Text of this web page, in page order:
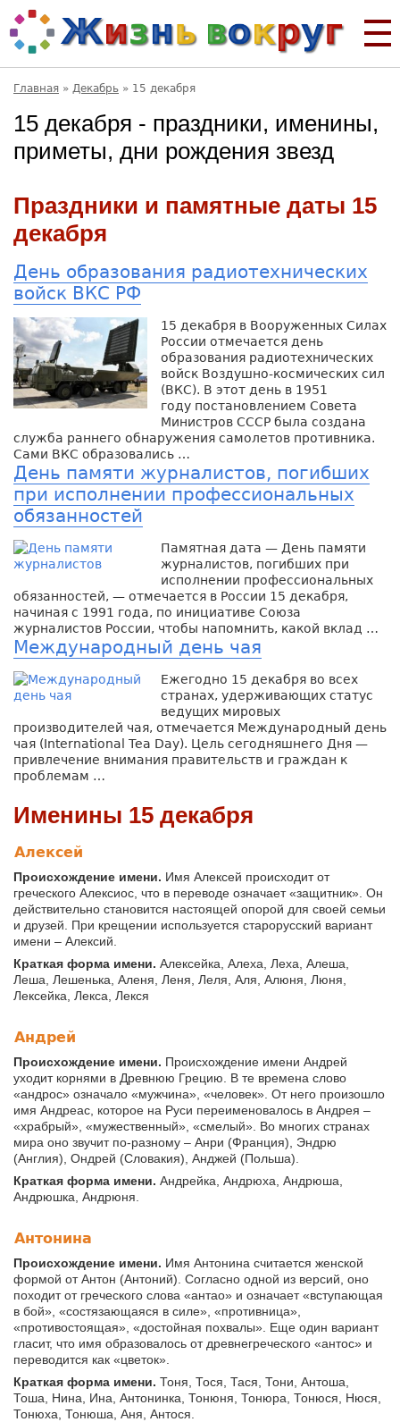
Главная » Декабрь » 15 декабря
15 декабря - праздники, именины,
приметы, дни рождения звезд
Праздники и памятные даты 15
декабря
День образования радиотехнических
войск ВКС РФ
15 декабря в Вооруженных Силах
России отмечается день
образования радиотехнических
войск Воздушно-космических сил
(ВКС). В этот день в 1951
году постановлением Совета
Министров СССР была создана
служба раннего обнаружения самолетов противника.
Сами ВКС образовались …
День памяти журналистов, погибших
при исполнении профессиональных
обязанностей
Памятная дата — День памяти
журналистов, погибших при
исполнении профессиональных
обязанностей, — отмечается в России 15 декабря,
начиная с 1991 года, по инициативе Союза
журналистов России, чтобы напомнить, какой вклад …
Международный день чая
Ежегодно 15 декабря во всех
странах, удерживающих статус
ведущих мировых
производителей чая, отмечается Международный день
чая (International Tea Day). Цель сегодняшнего Дня —
привлечение внимания правительств и граждан к
проблемам …
Именины 15 декабря
Алексей
Происхождение имени. Имя Алексей происходит от
греческого Алексиос, что в переводе означает «защитник». Он
действительно становится настоящей опорой для своей семьи
и друзей. При крещении используется старорусский вариант
имени – Алексий.
Краткая форма имени. Алексейка, Алеха, Леха, Алеша,
Леша, Лешенька, Аленя, Леня, Леля, Аля, Алюня, Люня,
Лексейка, Лекса, Лекся
Андрей
Происхождение имени. Происхождение имени Андрей
уходит корнями в Древнюю Грецию. В те времена слово
«андрос» означало «мужчина», «человек». От него произошло
имя Андреас, которое на Руси переименовалось в Андрея –
«храбрый», «мужественный», «смелый». Во многих странах
мира оно звучит по-разному – Анри (Франция), Эндрю
(Англия), Ондрей (Словакия), Анджей (Польша).
Краткая форма имени. Андрейка, Андрюха, Андрюша,
Андрюшка, Андрюня.
Антонина
Происхождение имени. Имя Антонина считается женской
формой от Антон (Антоний). Согласно одной из версий, оно
походит от греческого слова «антао» и означает «вступающая
в бой», «состязающаяся в силе», «противница»,
«противостоящая», «достойная похвалы». Еще один вариант
гласит, что имя образовалось от древнегреческого «антос» и
переводится как «цветок».
Краткая форма имени. Тоня, Тося, Тася, Тони, Антоша,
Тоша, Нина, Ина, Антонинка, Тонюня, Тонюра, Тонюся, Нюся,
Тонюха, Тонюша, Аня, Антося.